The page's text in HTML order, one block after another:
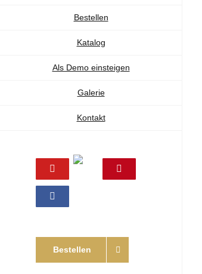
Bestellen
Katalog
Als Demo einsteigen
Galerie
Kontakt
YouTube
Shop
Pinterest
Facebook
Bestellen